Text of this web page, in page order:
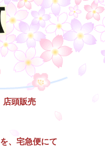
店頭販売
を、宅急便にて